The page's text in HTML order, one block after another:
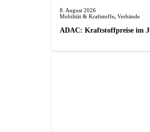
8. August 2026
Mobilität & Kraftstoffe, Verbände
ADAC: Kraftstoffpreise im